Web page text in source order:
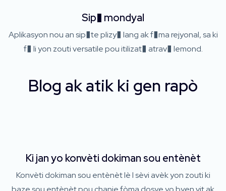
Sip� mondyal
Aplikasyon nou an sip�te plizy� lang ak f�ma rejyonal, sa ki
f� li yon zouti versatile pou itilizat� atrav� lemond.
Blog ak atik ki gen rapò
Ki jan yo konvèti dokiman sou entènèt
Konvèti dokiman sou entènèt lè l sèvi avèk yon zouti ki